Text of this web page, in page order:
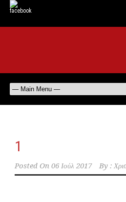
1
Posted On 06 Ιούλ 2017 By :